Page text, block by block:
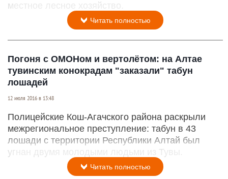
местное лесное хозяйство.
Читать полностью
Погоня с ОМОНом и вертолётом: на Алтае
тувинским конокрадам "заказали" табун
лошадей
12 июля 2016 в 13:48
Полицейские Кош-Агачского района раскрыли
межрегиональное преступление: табун в 43
лошади с территории Республики Алтай был
угнан двумя молодыми людьми из Тувы.
Читать полностью